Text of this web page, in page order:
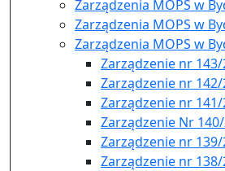
Zarządzenia MOPS w
Zarządzenia MOPS w
Zarządzenia MOPS w
Zarządzenie nr
Zarządzenie nr
Zarządzenie nr
Zarządzenie Nr
Zarządzenie nr
Zarządzenie nr